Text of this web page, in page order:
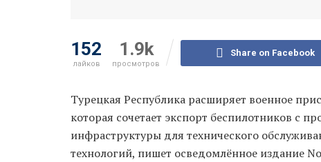
152
лайков
1.9k
просмотров
Share on Facebook
Турецкая Республика расширяет военное
которая сочетает экспорт беспилотников с
инфраструктуры для технического
технологий, пишет осведомлённое издание